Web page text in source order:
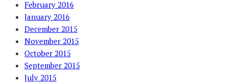
February 2016
January 2016
December 2015
November 2015
October 2015
September 2015
July 2015